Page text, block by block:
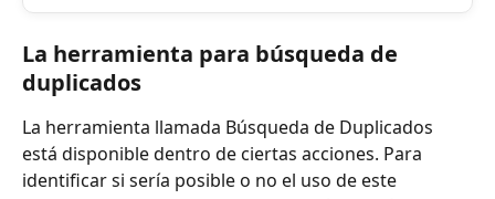
La herramienta para búsqueda de
duplicados
La herramienta llamada Búsqueda de Duplicados
está disponible dentro de ciertas acciones. Para
identificar si sería posible o no el uso de este